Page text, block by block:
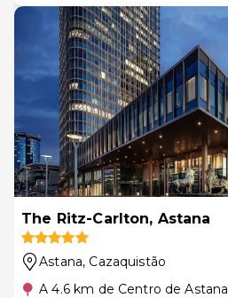
The Ritz-Carlton, Astana
Astana, Cazaquistão
A 4.6 km de Centro de Astana